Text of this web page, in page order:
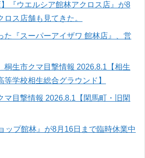
】『ウエルシア館林アクロス店』が8
ロス店舗も見てきた。
た『スーパーアイザワ 館林店』、営
桐生市クマ目撃情報 2026.8.1【相生
等学校相生総合グラウンド】
マ目撃情報 2026.8.1【閑馬町・旧閑
ップ館林』が8月16日まで臨時休業中